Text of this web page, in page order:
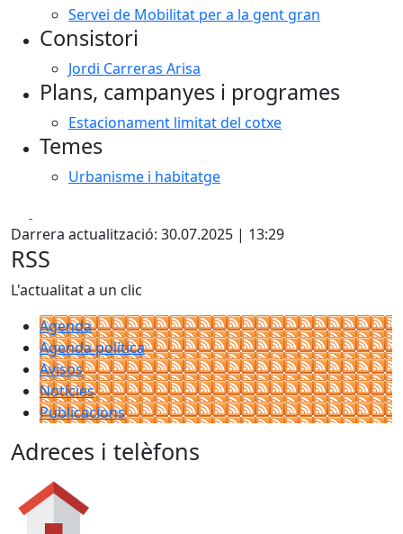
Servei de Mobilitat per a la gent gran
Consistori
Jordi Carreras Arisa
Plans, campanyes i programes
Estacionament limitat del cotxe
Temes
Urbanisme i habitatge
Darrera actualització: 30.07.2025 | 13:29
RSS
L'actualitat a un clic
Agenda
Agenda política
Avisos
Notícies
Publicacions
Adreces i telèfons